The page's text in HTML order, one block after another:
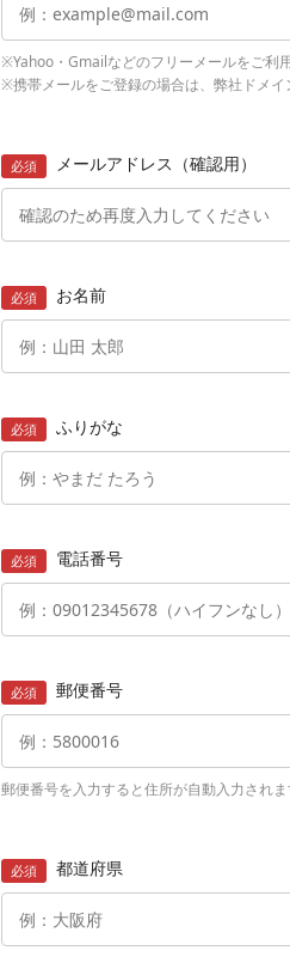
※Yahoo・Gmailなどのフリーメールをご利
※携帯メールをご登録の場合は、弊社ドメイ
必須 メールアドレス（確認用）
必須 お名前
必須 ふりがな
必須 電話番号
必須 郵便番号
郵便番号を入力すると住所が自動入力されま
必須 都道府県